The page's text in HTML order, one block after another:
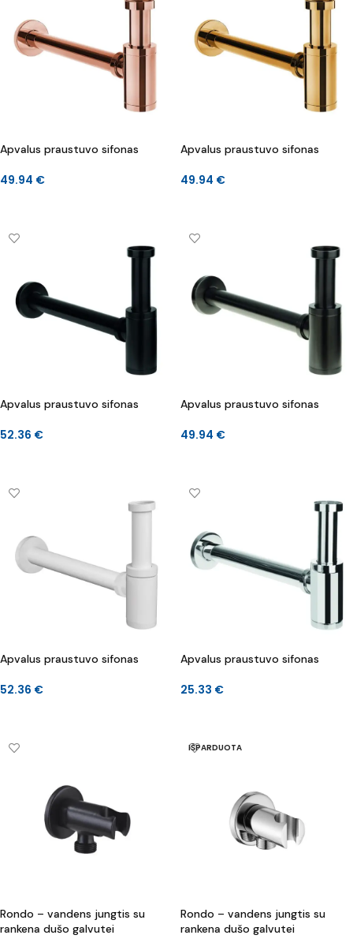
Apvalus praustuvo sifonas
49.94 €
Apvalus praustuvo sifonas
49.94 €
Apvalus praustuvo sifonas
52.36 €
Apvalus praustuvo sifonas
49.94 €
Apvalus praustuvo sifonas
52.36 €
Apvalus praustuvo sifonas
25.33 €
Rondo – vandens jungtis su
rankena dušo galvutei
IŠPARDUOTA
Rondo – vandens jungtis su
rankena dušo galvutei